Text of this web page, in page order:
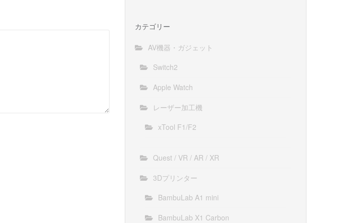
カテゴリー
AV機器・ガジェット
Switch2
Apple Watch
レーザー加工機
xTool F1/F2
Quest / VR / AR / XR
3Dプリンター
BambuLab A1 mini
BambuLab X1 Carbon